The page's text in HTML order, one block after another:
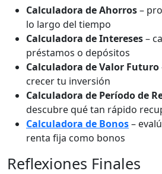
Calculadora de Ahorros–
lo largo del tiempo
Calculadora de Intereses–
préstamos o depósitos
Calculadora de Valor Futuro
crecer tu inversión
Calculadora de Período de
descubre qué tan rápido
Calculadora de Bonos–
renta fija como bonos
Reflexiones Finales